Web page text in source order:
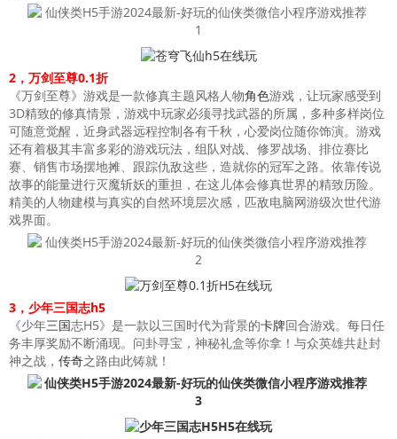
2，万剑至尊0.1折
《万剑至尊》游戏是一款修真主题风格人物角色游戏，让玩家感受到
3D精致的修真情景，游戏中玩家必须寻找武器的所属，多种多样岗位
可随意觉醒，近身武器远程控制各有千秋，心爱岗位随你饰演。游戏
还有着极其丰富多彩的游戏玩法，组队对战、修罗战场、排位赛比
赛、销售市场摆地摊、跟踪仇敌这些，造就你的冠军之路。依靠传说
故事的能量进行灭魔斩妖的重担，在这儿体会修真世界的精致历险。
精美的人物建模与真实的自然环境层次感，匹敌电脑网游级次世代游
戏界面。
3，少年三国志h5
《少年三国志H5》是一款以三国时代为背景的卡牌回合游戏。每日任
务丰厚奖励不断涌现。问卦寻宝，神秘礼盒等你拿！与众英雄共赴封
神之战， 传奇之路由此铸就！